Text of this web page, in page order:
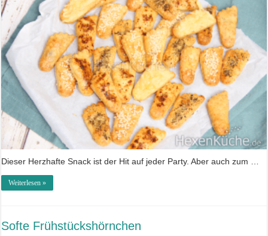
Dieser Herzhafte Snack ist der Hit auf jeder Party. Aber auch zum …
Weiterlesen »
Softe Frühstückshörnchen